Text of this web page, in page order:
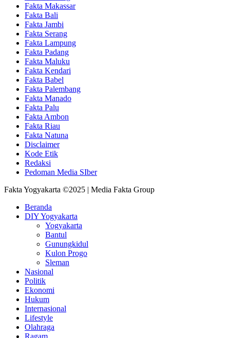
Fakta Makassar
Fakta Bali
Fakta Jambi
Fakta Serang
Fakta Lampung
Fakta Padang
Fakta Maluku
Fakta Kendari
Fakta Babel
Fakta Palembang
Fakta Manado
Fakta Palu
Fakta Ambon
Fakta Riau
Fakta Natuna
Disclaimer
Kode Etik
Redaksi
Pedoman Media SIber
Fakta Yogyakarta ©2025 | Media Fakta Group
Beranda
DIY Yogyakarta
Yogyakarta
Bantul
Gunungkidul
Kulon Progo
Sleman
Nasional
Politik
Ekonomi
Hukum
Internasional
Lifestyle
Olahraga
Ragam